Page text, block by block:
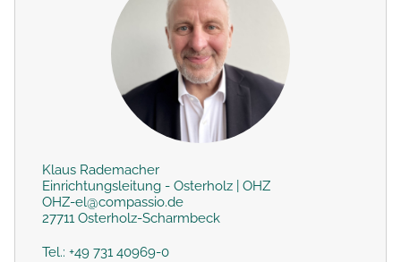
Klaus Rademacher
Einrichtungsleitung - Osterholz | OHZ
OHZ-el@compassio.de
27711 Osterholz-Scharmbeck
Tel.: +49 731 40969-0